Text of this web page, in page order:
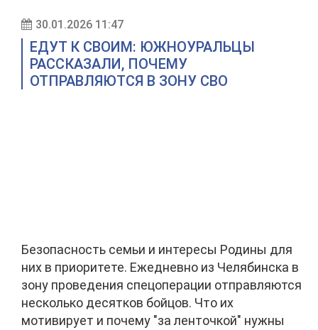
30.01.2026 11:47
ЕДУТ К СВОИМ: ЮЖНОУРАЛЬЦЫ
РАССКАЗАЛИ, ПОЧЕМУ
ОТПРАВЛЯЮТСЯ В ЗОНУ СВО
Безопасность семьи и интересы Родины для
них в приоритете. Ежедневно из Челябинска в
зону проведения спецоперации отправляются
несколько десятков бойцов. Что их
мотивирует и почему "за ленточкой" нужны